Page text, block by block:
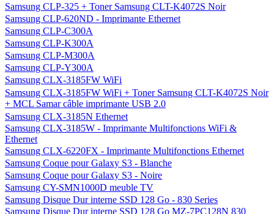
Samsung CLP-325 + Toner Samsung CLT-K4072S Noir
Samsung CLP-620ND - Imprimante Ethernet
Samsung CLP-C300A
Samsung CLP-K300A
Samsung CLP-M300A
Samsung CLP-Y300A
Samsung CLX-3185FW WiFi
Samsung CLX-3185FW WiFi + Toner Samsung CLT-K4072S Noir
+ MCL Samar câble imprimante USB 2.0
Samsung CLX-3185N Ethernet
Samsung CLX-3185W - Imprimante Multifonctions WiFi &
Ethernet
Samsung CLX-6220FX - Imprimante Multifonctions Ethernet
Samsung Coque pour Galaxy S3 - Blanche
Samsung Coque pour Galaxy S3 - Noire
Samsung CY-SMN1000D meuble TV
Samsung Disque Dur interne SSD 128 Go - 830 Series
Samsung Disque Dur interne SSD 128 Go MZ-7PC128N 830